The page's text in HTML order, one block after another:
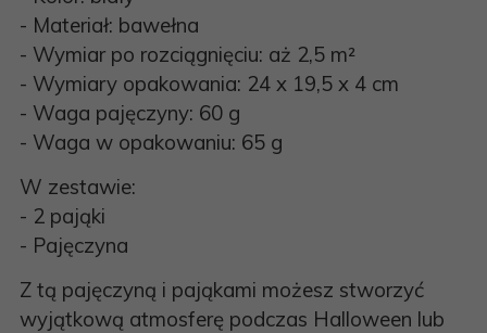
- Materiał: bawełna
- Wymiar po rozciągnięciu: aż 2,5 m²
- Wymiary opakowania: 24 x 19,5 x 4 cm
- Waga pajęczyny: 60 g
- Waga w opakowaniu: 65 g
W zestawie:
- 2 pająki
- Pajęczyna
Z tą pajęczyną i pająkami możesz stworzyć
wyjątkową atmosferę podczas Halloween lub